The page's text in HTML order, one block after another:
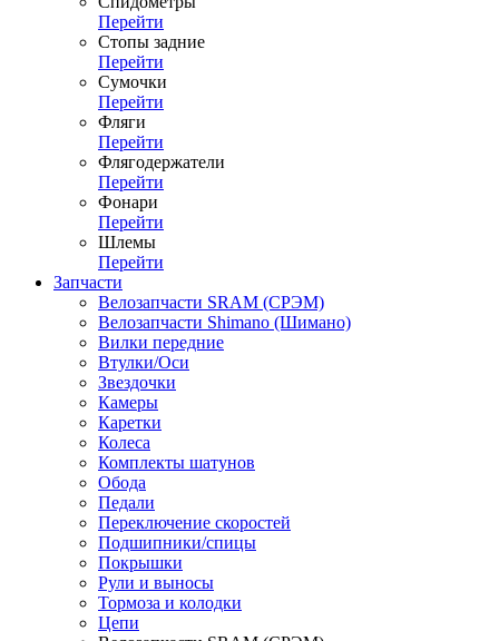
Перейти
Стопы задние
Перейти
Сумочки
Перейти
Фляги
Перейти
Флягодержатели
Перейти
Фонари
Перейти
Шлемы
Перейти
Запчасти
Велозапчасти SRAM (СРЭМ)
Велозапчасти Shimano (Шимано)
Вилки передние
Втулки/Оси
Звездочки
Камеры
Каретки
Колеса
Комплекты шатунов
Обода
Педали
Переключение скоростей
Подшипники/спицы
Покрышки
Рули и выносы
Тормоза и колодки
Цепи